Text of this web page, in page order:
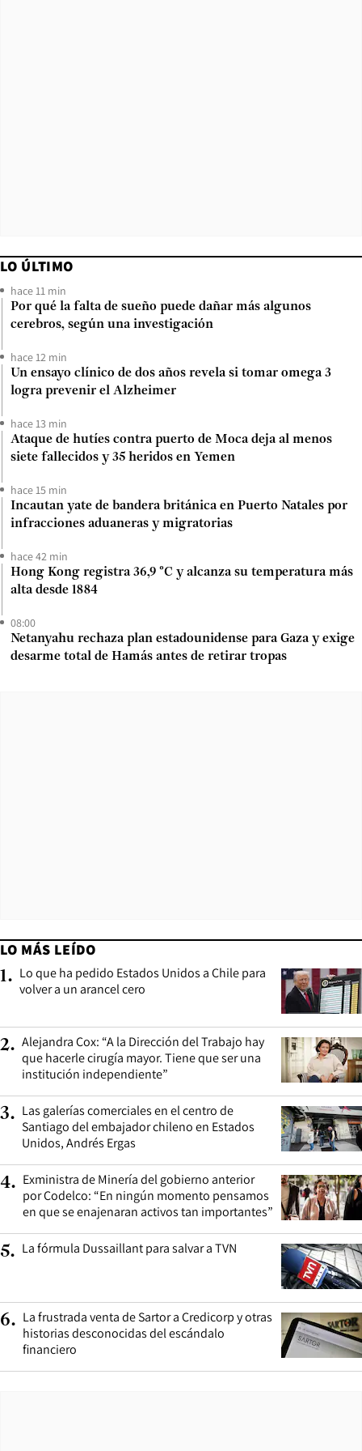
LO ÚLTIMO
hace 11 min
Por qué la falta de sueño puede dañar más algunos
cerebros, según una investigación
hace 12 min
Un ensayo clínico de dos años revela si tomar omega 3
logra prevenir el Alzheimer
hace 13 min
Ataque de hutíes contra puerto de Moca deja al menos
siete fallecidos y 35 heridos en Yemen
hace 15 min
Incautan yate de bandera británica en Puerto Natales por
infracciones aduaneras y migratorias
hace 42 min
Hong Kong registra 36,9 °C y alcanza su temperatura más
alta desde 1884
08:00
Netanyahu rechaza plan estadounidense para Gaza y exige
desarme total de Hamás antes de retirar tropas
LO MÁS LEÍDO
1. Lo que ha pedido Estados Unidos a Chile para
volver a un arancel cero
2. Alejandra Cox: “A la Dirección del Trabajo hay
que hacerle cirugía mayor. Tiene que ser una
institución independiente”
3. Las galerías comerciales en el centro de
Santiago del embajador chileno en Estados
Unidos, Andrés Ergas
4. Exministra de Minería del gobierno anterior
por Codelco: “En ningún momento pensamos
en que se enajenaran activos tan importantes”
5. La fórmula Dussaillant para salvar a TVN
6. La frustrada venta de Sartor a Credicorp y otras
historias desconocidas del escándalo
financiero